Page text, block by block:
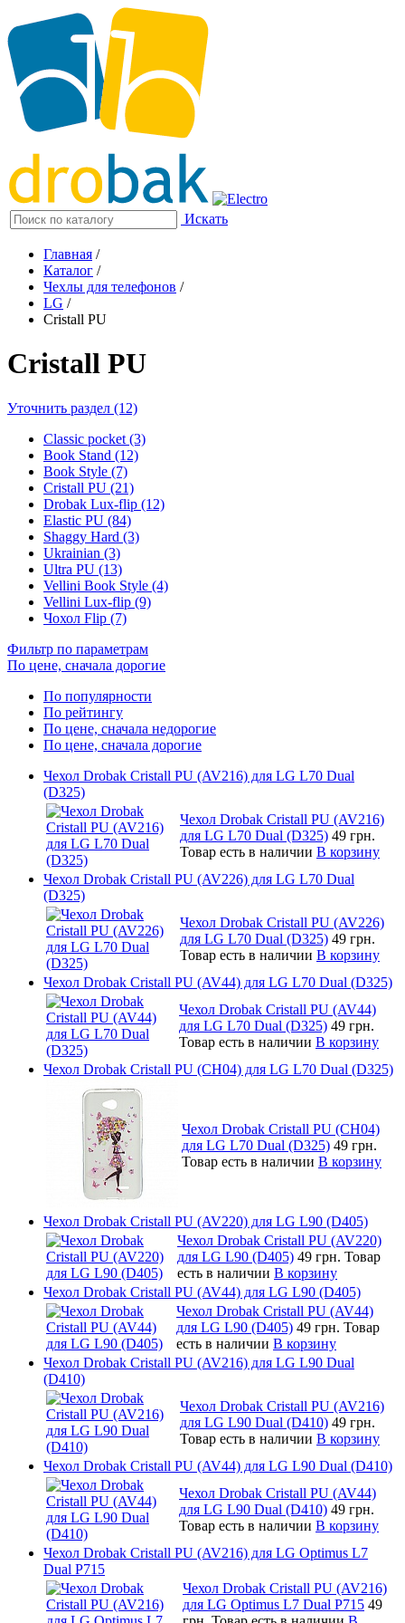
Искать
Главная /
Каталог /
Чехлы для телефонов /
LG /
Cristall PU
Cristall PU
Уточнить раздел (12)
Classic pocket (3)
Book Stand (12)
Book Style (7)
Cristall PU (21)
Drobak Lux-flip (12)
Elastic PU (84)
Shaggy Hard (3)
Ukrainian (3)
Ultra PU (13)
Vellini Book Style (4)
Vellini Lux-flip (9)
Чохол Flip (7)
Фильтр по параметрам
По цене, сначала дорогие
По популярности
По рейтингу
По цене, сначала недорогие
По цене, сначала дорогие
Чехол Drobak Cristall PU (AV216) для LG L70 Dual
(D325)
Чехол Drobak Cristall PU (AV216)
для LG L70 Dual (D325) 49 грн.
Товар есть в наличии В корзину
Чехол Drobak Cristall PU (AV226) для LG L70 Dual
(D325)
Чехол Drobak Cristall PU (AV226)
для LG L70 Dual (D325) 49 грн.
Товар есть в наличии В корзину
Чехол Drobak Cristall PU (AV44) для LG L70 Dual (D325)
Чехол Drobak Cristall PU (AV44)
для LG L70 Dual (D325) 49 грн.
Товар есть в наличии В корзину
Чехол Drobak Cristall PU (CH04) для LG L70 Dual (D325)
Чехол Drobak Cristall PU (CH04)
для LG L70 Dual (D325) 49 грн.
Товар есть в наличии В корзину
Чехол Drobak Cristall PU (AV220) для LG L90 (D405)
Чехол Drobak Cristall PU (AV220)
для LG L90 (D405) 49 грн. Товар
есть в наличии В корзину
Чехол Drobak Cristall PU (AV44) для LG L90 (D405)
Чехол Drobak Cristall PU (AV44)
для LG L90 (D405) 49 грн. Товар
есть в наличии В корзину
Чехол Drobak Cristall PU (AV216) для LG L90 Dual
(D410)
Чехол Drobak Cristall PU (AV216)
для LG L90 Dual (D410) 49 грн.
Товар есть в наличии В корзину
Чехол Drobak Cristall PU (AV44) для LG L90 Dual (D410)
Чехол Drobak Cristall PU (AV44)
для LG L90 Dual (D410) 49 грн.
Товар есть в наличии В корзину
Чехол Drobak Cristall PU (AV216) для LG Optimus L7
Dual P715
Чехол Drobak Cristall PU (AV216)
для LG Optimus L7 Dual P715 49